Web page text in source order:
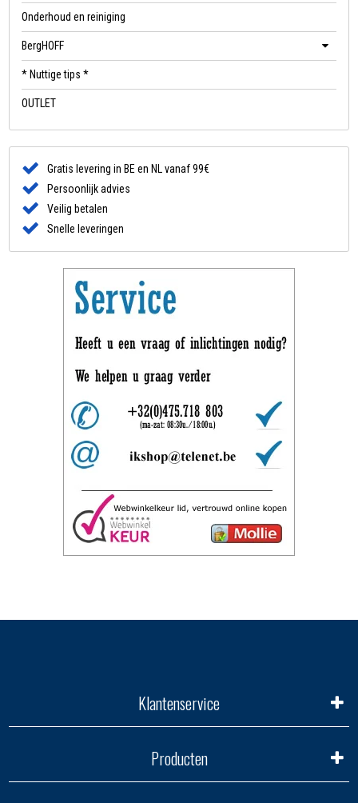
Onderhoud en reiniging
BergHOFF
* Nuttige tips *
OUTLET
Gratis levering in BE en NL vanaf 99€
Persoonlijk advies
Veilig betalen
Snelle leveringen
Klantenservice
Producten